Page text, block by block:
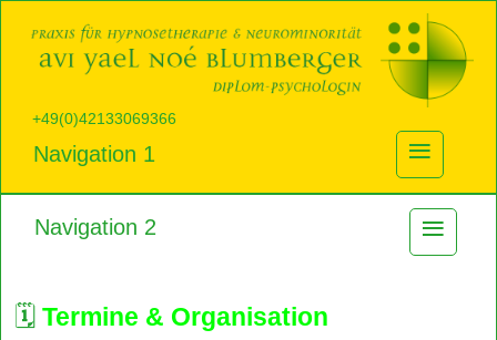
+49(0)42133069366
Navigation 1 ≡
Navigation 2 ≡
🗓️ Termine & Organisation